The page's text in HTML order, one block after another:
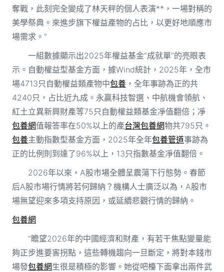
奪戰，此刻完全變成了林天秤的個人表演**，一場對稱的
美學祭典。來進步旗下權益產物的占比，以更好地順應市
場需求。”
一組數據顯示出2025年權益基金“成就單”的亮眼表
示。自動權益型基金方面，據Wind統計，2025年，全市
場4713只自動權益類產物中包養，全年事跡為正的共
4240只，占比近九成。永贏科技智選、中航機會領航、
紅土立異新興財產等75只自動權益類基金凈值翻倍；凈
包養網值報答率在50%以上的產台灣包養網物共795只。
包養主動指數型基金方面，2025年全年包養管道事跡為
正的比例則到達了96%以上，13只指數基金凈值翻倍。
2026年以來，A股市場全體呈震蕩下行態勢。春節
后A股市場行情將若何歸納？機構人士廣泛以為，A股市
場無望迎來多項支持原因，或延續悲觀行情的歸納。
包養網
“瞻望2026年的中國經濟和財產，有若干焦點變量能
夠正步進要害拐點，這些轉機趨向一旦斷定，將對本錢市
場發包養網生很是積極的影響。她從吧檯下面拿出兩件武